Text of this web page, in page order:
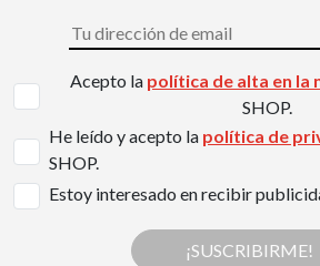
Acepto la política de alta en la
SHOP.
He leído y acepto la política de
SHOP.
Estoy interesado en recibir
¡SUSCRIBIRME!